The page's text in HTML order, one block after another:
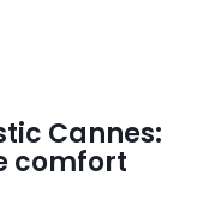
Cannes:
comfort